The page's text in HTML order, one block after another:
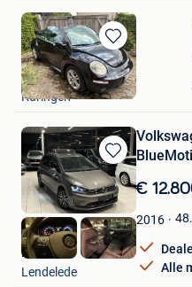
Bewaren
in
Mijn
Favorieten
Ann
Kuringen
Bewaren
in
Mijn
Favorieten
€
2016
Alle
HAK Auto
Lendelede